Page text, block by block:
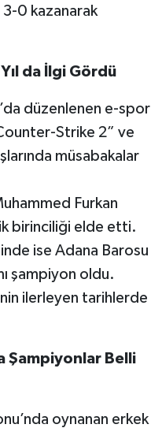
0 kazanarak
da İlgi Gördü
düzenlenen e-spor
Strike 2” ve
müsabakalar
Furkan
birinciliği elde etti.
ise Adana Barosu
şampiyon oldu.
ilerleyen tarihlerde
Şampiyonlar Belli
oynanan erkek